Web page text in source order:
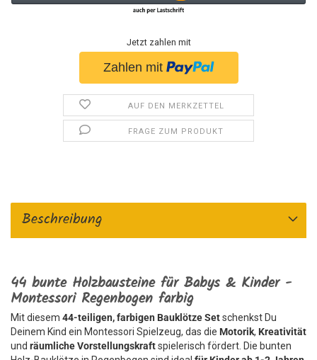
Jetzt zahlen mit
AUF DEN MERKZETTEL
FRAGE ZUM PRODUKT
Beschreibung
44 bunte Holzbausteine für Babys & Kinder -
Montessori Regenbogen farbig
Mit diesem 44-teiligen, farbigen Bauklötze Setschenkst Du
Deinem Kind ein Montessori Spielzeug, das die Motorik, Kreativität
und räumliche Vorstellungskraftspielerisch fördert. Die bunten